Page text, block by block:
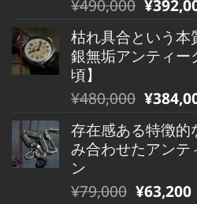
¥880,000
で
し
た。
は
で
す。
元
価
格
は
¥490,000
で
し
た。
¥490,000 現
の
価
は
で
す。
¥
枯れ具合という本
銀無垢アンティ
頃】
元
価
格
は
¥480,000
¥480,000 現
の
価
は
¥
存在感ある特徴的
み合わせたアンテ
ン
元
¥79,000 現
¥63,200